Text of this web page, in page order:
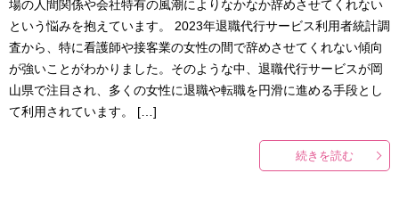
場の人間関係や会社特有の風潮によりなかなか辞めさせてくれない
という悩みを抱えています。 2023年退職代行サービス利用者統計調
査から、特に看護師や接客業の女性の間で辞めさせてくれない傾向
が強いことがわかりました。そのような中、退職代行サービスが岡
山県で注目され、多くの女性に退職や転職を円滑に進める手段とし
て利用されています。 […]
続きを読む